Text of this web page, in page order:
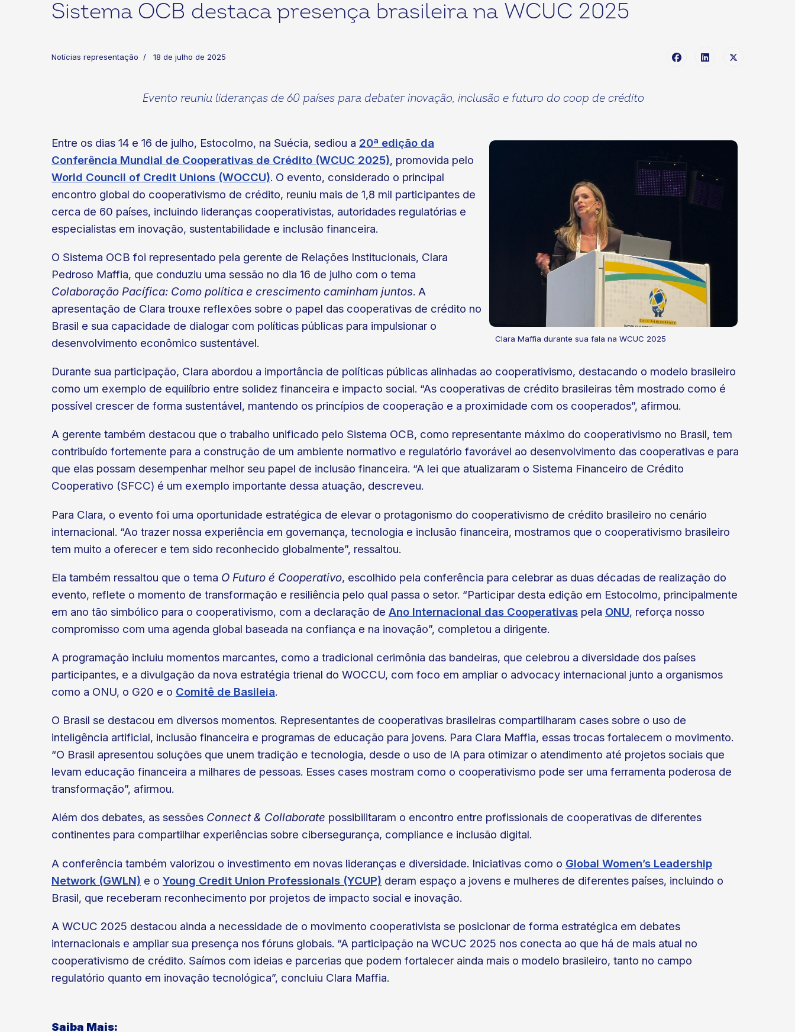
Sistema OCB destaca presença brasileira na WCUC 2025
Notícias representação 18 de julho de 2025
Evento reuniu lideranças de 60 países para debater inovação, inclusão e futuro do coop de crédito
Clara Maffia durante sua fala na WCUC 2025
Entre os dias 14 e 16 de julho, Estocolmo, na Suécia, sediou a 20ª edição da
Conferência Mundial de Cooperativas de Crédito (WCUC 2025), promovida pelo
World Council of Credit Unions (WOCCU). O evento, considerado o principal
encontro global do cooperativismo de crédito, reuniu mais de 1,8 mil participantes de
cerca de 60 países, incluindo lideranças cooperativistas, autoridades regulatórias e
especialistas em inovação, sustentabilidade e inclusão financeira.
O Sistema OCB foi representado pela gerente de Relações Institucionais, Clara
Pedroso Maffia, que conduziu uma sessão no dia 16 de julho com o tema
Colaboração Pacífica: Como política e crescimento caminham juntos. A
apresentação de Clara trouxe reflexões sobre o papel das cooperativas de crédito no
Brasil e sua capacidade de dialogar com políticas públicas para impulsionar o
desenvolvimento econômico sustentável.
Durante sua participação, Clara abordou a importância de políticas públicas alinhadas ao cooperativismo, destacando o modelo brasileiro
como um exemplo de equilíbrio entre solidez financeira e impacto social. “As cooperativas de crédito brasileiras têm mostrado como é
possível crescer de forma sustentável, mantendo os princípios de cooperação e a proximidade com os cooperados”, afirmou.
A gerente também destacou que o trabalho unificado pelo Sistema OCB, como representante máximo do cooperativismo no Brasil, tem
contribuído fortemente para a construção de um ambiente normativo e regulatório favorável ao desenvolvimento das cooperativas e para
que elas possam desempenhar melhor seu papel de inclusão financeira. “A lei que atualizaram o Sistema Financeiro de Crédito
Cooperativo (SFCC) é um exemplo importante dessa atuação, descreveu.
Para Clara, o evento foi uma oportunidade estratégica de elevar o protagonismo do cooperativismo de crédito brasileiro no cenário
internacional. “Ao trazer nossa experiência em governança, tecnologia e inclusão financeira, mostramos que o cooperativismo brasileiro
tem muito a oferecer e tem sido reconhecido globalmente”, ressaltou.
Ela também ressaltou que o tema O Futuro é Cooperativo, escolhido pela conferência para celebrar as duas décadas de realização do
evento, reflete o momento de transformação e resiliência pelo qual passa o setor. “Participar desta edição em Estocolmo, principalmente
em ano tão simbólico para o cooperativismo, com a declaração de Ano Internacional das Cooperativas pela ONU, reforça nosso
compromisso com uma agenda global baseada na confiança e na inovação”, completou a dirigente.
A programação incluiu momentos marcantes, como a tradicional cerimônia das bandeiras, que celebrou a diversidade dos países
participantes, e a divulgação da nova estratégia trienal do WOCCU, com foco em ampliar o advocacy internacional junto a organismos
como a ONU, o G20 e o Comitê de Basileia.
O Brasil se destacou em diversos momentos. Representantes de cooperativas brasileiras compartilharam cases sobre o uso de
inteligência artificial, inclusão financeira e programas de educação para jovens. Para Clara Maffia, essas trocas fortalecem o movimento.
“O Brasil apresentou soluções que unem tradição e tecnologia, desde o uso de IA para otimizar o atendimento até projetos sociais que
levam educação financeira a milhares de pessoas. Esses cases mostram como o cooperativismo pode ser uma ferramenta poderosa de
transformação”, afirmou.
Além dos debates, as sessões Connect & Collaborate possibilitaram o encontro entre profissionais de cooperativas de diferentes
continentes para compartilhar experiências sobre cibersegurança, compliance e inclusão digital.
A conferência também valorizou o investimento em novas lideranças e diversidade. Iniciativas como o Global Women’s Leadership
Network (GWLN) e o Young Credit Union Professionals (YCUP) deram espaço a jovens e mulheres de diferentes países, incluindo o
Brasil, que receberam reconhecimento por projetos de impacto social e inovação.
A WCUC 2025 destacou ainda a necessidade de o movimento cooperativista se posicionar de forma estratégica em debates
internacionais e ampliar sua presença nos fóruns globais. “A participação na WCUC 2025 nos conecta ao que há de mais atual no
cooperativismo de crédito. Saímos com ideias e parcerias que podem fortalecer ainda mais o modelo brasileiro, tanto no campo
regulatório quanto em inovação tecnológica”, concluiu Clara Maffia.
Saiba Mais: